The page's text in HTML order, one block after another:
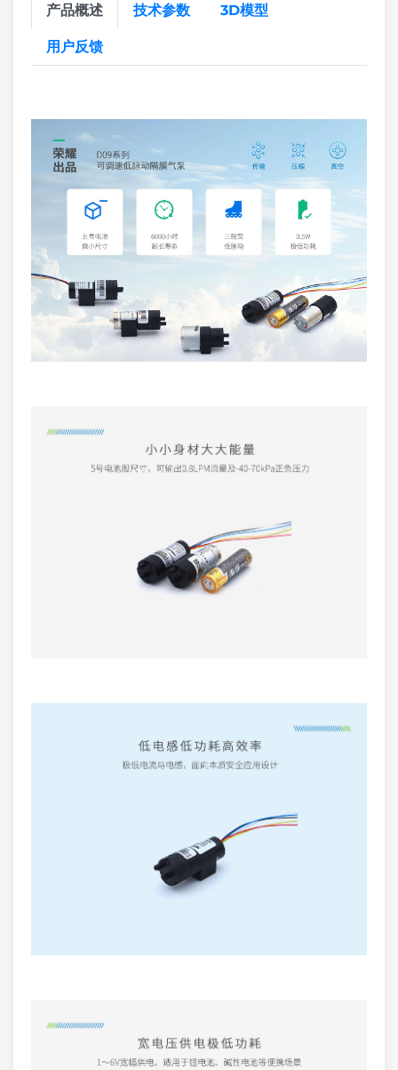
产品概述 技术参数 3D模型
用户反馈